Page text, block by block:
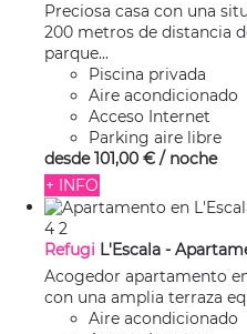
Preciosa casa con una
200 metros de distancia
parque...
Piscina privada
Aire acondicionado
Acceso Internet
Parking aire libre
desde 101,00 € / noche
+ INFO
4 2
Refugi L'Escala -
Acogedor apartamento
con una amplia terraza
Aire acondicionado